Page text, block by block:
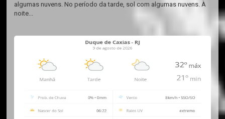
algumas nuvens. No período da tarde, sol com algumas nuvens. À
noite...